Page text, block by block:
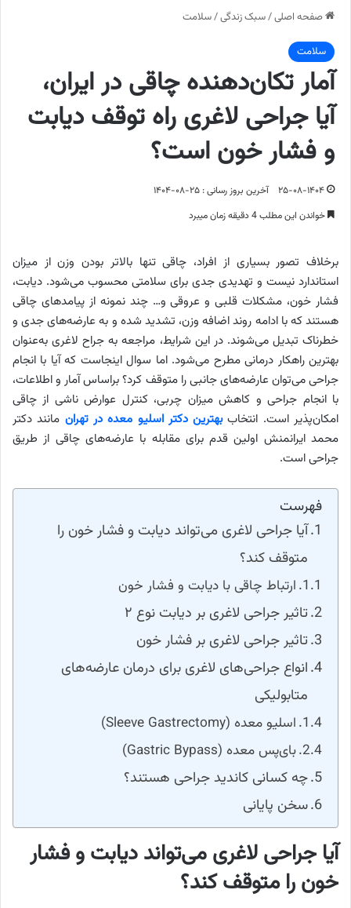
صفحه اصلی/سبک زندگی/سلامت
سلامت
آمار تکان‌دهنده چاقی در ایران،
آیا جراحی لاغری راه توقف دیابت
و فشار خون است؟
۲۵-۰۸-۱۴۰۴
آخرین بروز رسانی : ۲۵-۰۸-۱۴۰۴
خواندن این مطلب 4 دقیقه زمان میبرد
برخلاف تصور بسیاری از افراد، چاقی تنها بالاتر بودن وزن از میزان
استاندارد نیست و تهدیدی جدی برای سلامتی محسوب می‌شود. دیابت،
فشار خون، مشکلات قلبی و عروقی و… چند نمونه از پیامدهای چاقی
هستند که با ادامه روند اضافه وزن، تشدید شده و به عارضه‌های جدی و
خطرناک تبدیل می‌شوند. در این شرایط، مراجعه به جراح لاغری به‌عنوان
بهترین راهکار درمانی مطرح می‌شود. اما سوال اینجاست که آیا با انجام
جراحی می‌توان عارضه‌های جانبی را متوقف کرد؟ براساس آمار و اطلاعات،
با انجام جراحی و کاهش میزان چربی، کنترل عوارض ناشی از چاقی
امکان‌پذیر است. انتخاببهترین دکتر اسلیو معده در تهران مانند دکتر
محمد ایرانمنش اولین قدم برای مقابله با عارضه‌های چاقی از طریق
جراحی است.
فهرست
آیا جراحی لاغری می‌تواند دیابت و فشار خون را
متوقف کند؟
ارتباط چاقی با دیابت و فشار خون
تاثیر جراحی لاغری بر دیابت نوع ۲
تاثیر جراحی لاغری بر فشار خون
انواع جراحی‌های لاغری برای درمان عارضه‌های
متابولیکی
اسلیو معده (Sleeve Gastrectomy)
بای‌پس معده (Gastric Bypass)
چه کسانی کاندید جراحی هستند؟
سخن پایانی
آیا جراحی لاغری می‌تواند دیابت و فشار
خون را متوقف کند؟